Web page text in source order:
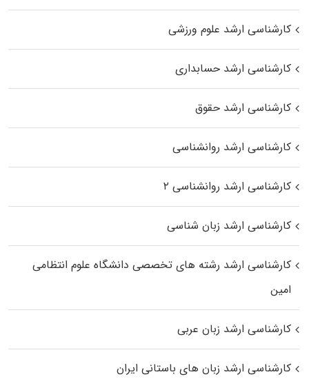
کارشناسی ارشد علوم ورزشی
کارشناسی ارشد حسابداری
کارشناسی ارشد حقوق
کارشناسی ارشد روانشناسی
کارشناسی ارشد روانشناسی ۲
کارشناسی ارشد زبان شناسی
کارشناسی ارشد رﺷﺘﻪ ﻫﺎی تخصصی داﻧﺸﮕﺎه ﻋﻠﻮم انتظامی
اﻣﻴﻦ
کارشناسی ارشد زبان عربی
کارشناسی ارشد زبان‌ های باستانی ایران